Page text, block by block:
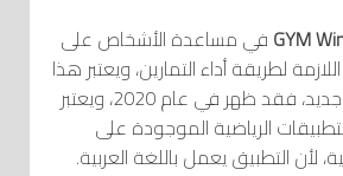
في مساعدة الأشخاص على
لطريقة أداء التمارين، ويعتبر هذا
التطبيق هو تطبيق جديد، فقد ظهر في عام 2020، ويعتبر
الرياضية الموجودة على
لأن التطبيق يعمل باللغة العربية.